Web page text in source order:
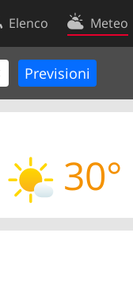
Elenco Meteo
30°
Contatti
Condizioni d’uso